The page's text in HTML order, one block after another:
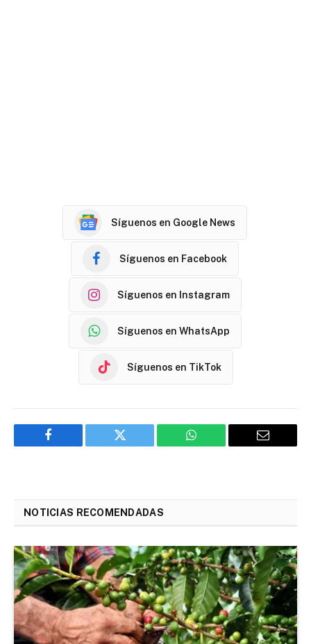
Síguenos en Google News
Síguenos en Facebook
Síguenos en Instagram
Síguenos en WhatsApp
Síguenos en TikTok
Facebook Twitter WhatsApp Email
NOTICIAS RECOMENDADAS